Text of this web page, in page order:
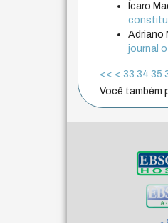
Ícaro
Adriano
journal
<< < 33 34 35
Você também